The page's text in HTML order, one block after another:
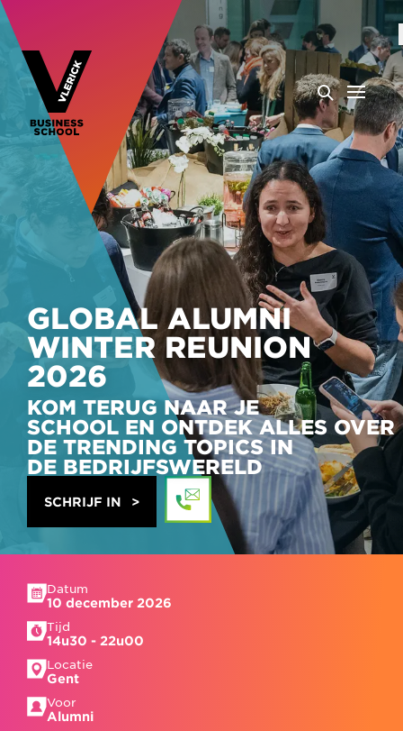
GLOBAL ALUMNI
WINTER REUNION
2026
KOM TERUG NAAR JE
SCHOOL EN ONTDEK ALLES OVER
DE TRENDING TOPICS IN
DE BEDRIJFSWERELD
SCHRIJF IN
Datum
10 december 2026
Tijd
14u30 - 22u00
Locatie
Gent
Voor
Alumni